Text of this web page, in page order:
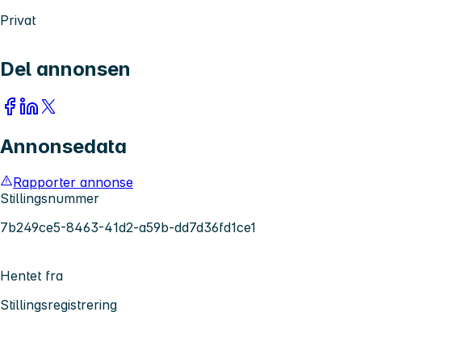
Privat
Del annonsen
Annonsedata
Rapporter annonse
Stillingsnummer
7b249ce5-8463-41d2-a59b-dd7d36fd1ce1
Hentet fra
Stillingsregistrering